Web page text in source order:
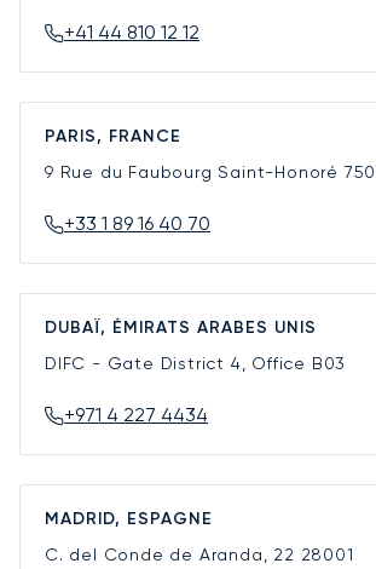
+41 44 810 12 12
PARIS, FRANCE
9 Rue du Faubourg Saint-Honoré
+33 1 89 16 40 70
DUBAÏ, ÉMIRATS ARABES UNIS
DIFC - Gate District 4, Office B03
+971 4 227 4434
MADRID, ESPAGNE
C. del Conde de Aranda, 22 28001